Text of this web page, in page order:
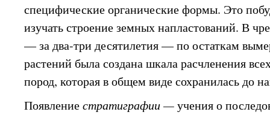
специфические органические формы. Это
изучать строение земных напластований. В
— за два-три десятилетия — по остаткам
растений была создана шкала расчленения
пород, которая в общем виде сохранилась до
Появлениестратиграфии —учения о